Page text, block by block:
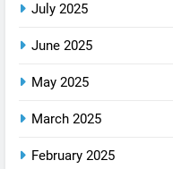
July 2025
June 2025
May 2025
March 2025
February 2025